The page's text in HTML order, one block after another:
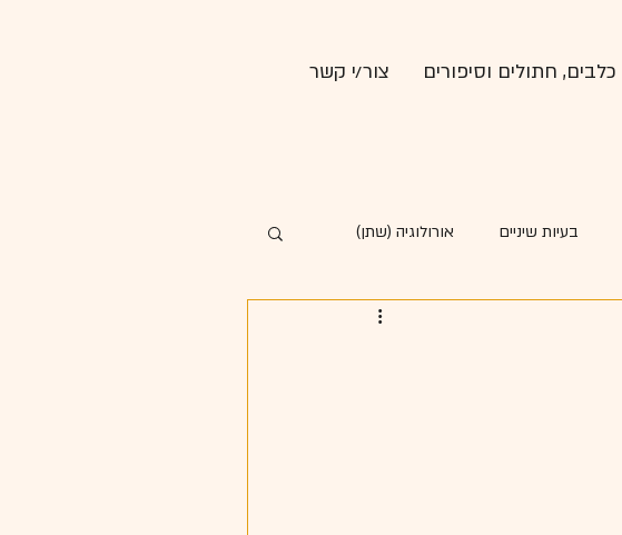
כלבים, חתולים וסיפורים צור/י קשר
בעיות שיניים אורולוגיה (שתן)